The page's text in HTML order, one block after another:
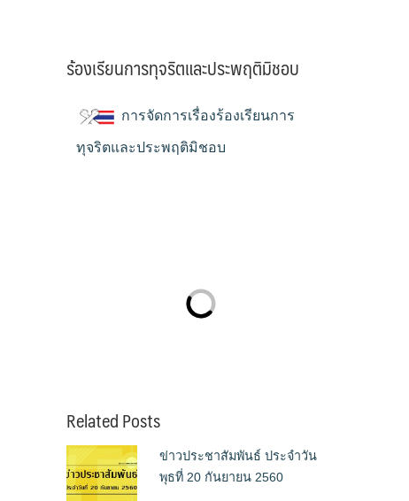
ร้องเรียนการทุจริตและประพฤติมิชอบ
การจัดการเรื่องร้องเรียนการ
ทุจริตและประพฤติมิชอบ
Related Posts
ข่าวประชาสัมพันธ์ ประจำวัน
พุธที่ 20 กันยายน 2560